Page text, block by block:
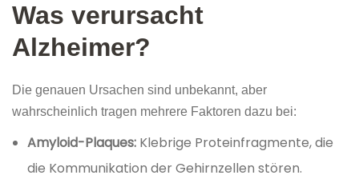
Was verursacht
Alzheimer?
Die genauen Ursachen sind unbekannt, aber
wahrscheinlich tragen mehrere Faktoren dazu bei:
Amyloid-Plaques: Klebrige Proteinfragmente, die
die Kommunikation der Gehirnzellen stören.